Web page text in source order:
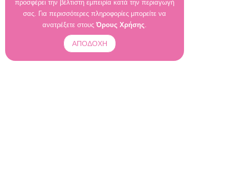
προσφέρει την βέλτιστη εμπειρία κατά την περιαγωγή
σας. Για περισσότερες πληροφορίες μπορείτε να
ανατρέξετε στους Όρους Χρήσης.
ΑΠΟΔΟΧΗ